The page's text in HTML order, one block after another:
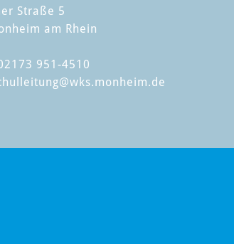
Straße 5
am Rhein
951-4510
@wks.monheim.de